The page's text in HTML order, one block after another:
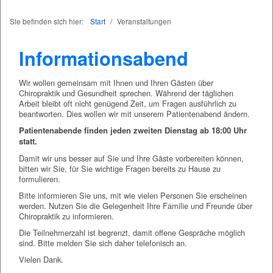
Sie befinden sich hier: Start / Veranstaltungen
Informationsabend
Wir wollen gemeinsam mit Ihnen und Ihren Gästen über
Chiropraktik und Gesundheit sprechen. Während der täglichen
Arbeit bleibt oft nicht genügend Zeit, um Fragen ausführlich zu
beantworten. Dies wollen wir mit unserem Patientenabend ändern.
Patientenabende finden jeden zweiten Dienstag ab 18:00 Uhr
statt.
Damit wir uns besser auf Sie und Ihre Gäste vorbereiten können,
bitten wir Sie, für Sie wichtige Fragen bereits zu Hause zu
formulieren.
Bitte informieren Sie uns, mit wie vielen Personen Sie erscheinen
werden. Nutzen Sie die Gelegenheit Ihre Familie und Freunde über
Chiropraktik zu informieren.
Die Teilnehmerzahl ist begrenzt, damit offene Gespräche möglich
sind. Bitte melden Sie sich daher telefonisch an.
Vielen Dank.